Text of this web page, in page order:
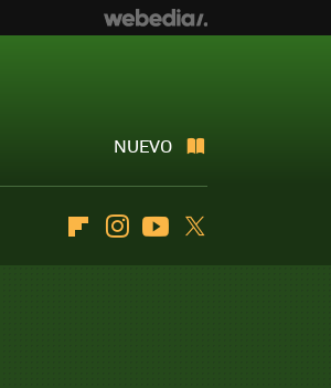
NUEVO
FlipboardInstagramYoutube